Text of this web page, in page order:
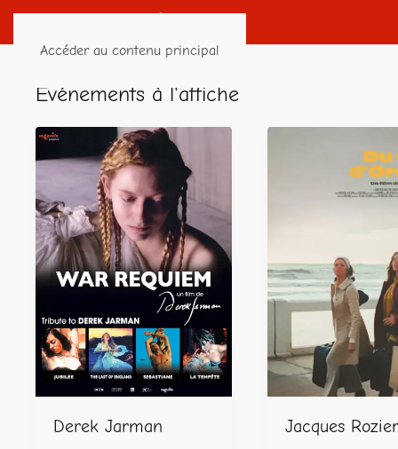
Accéder au contenu principal
Événements à l'affiche
Derek Jarman Jacques Rozier